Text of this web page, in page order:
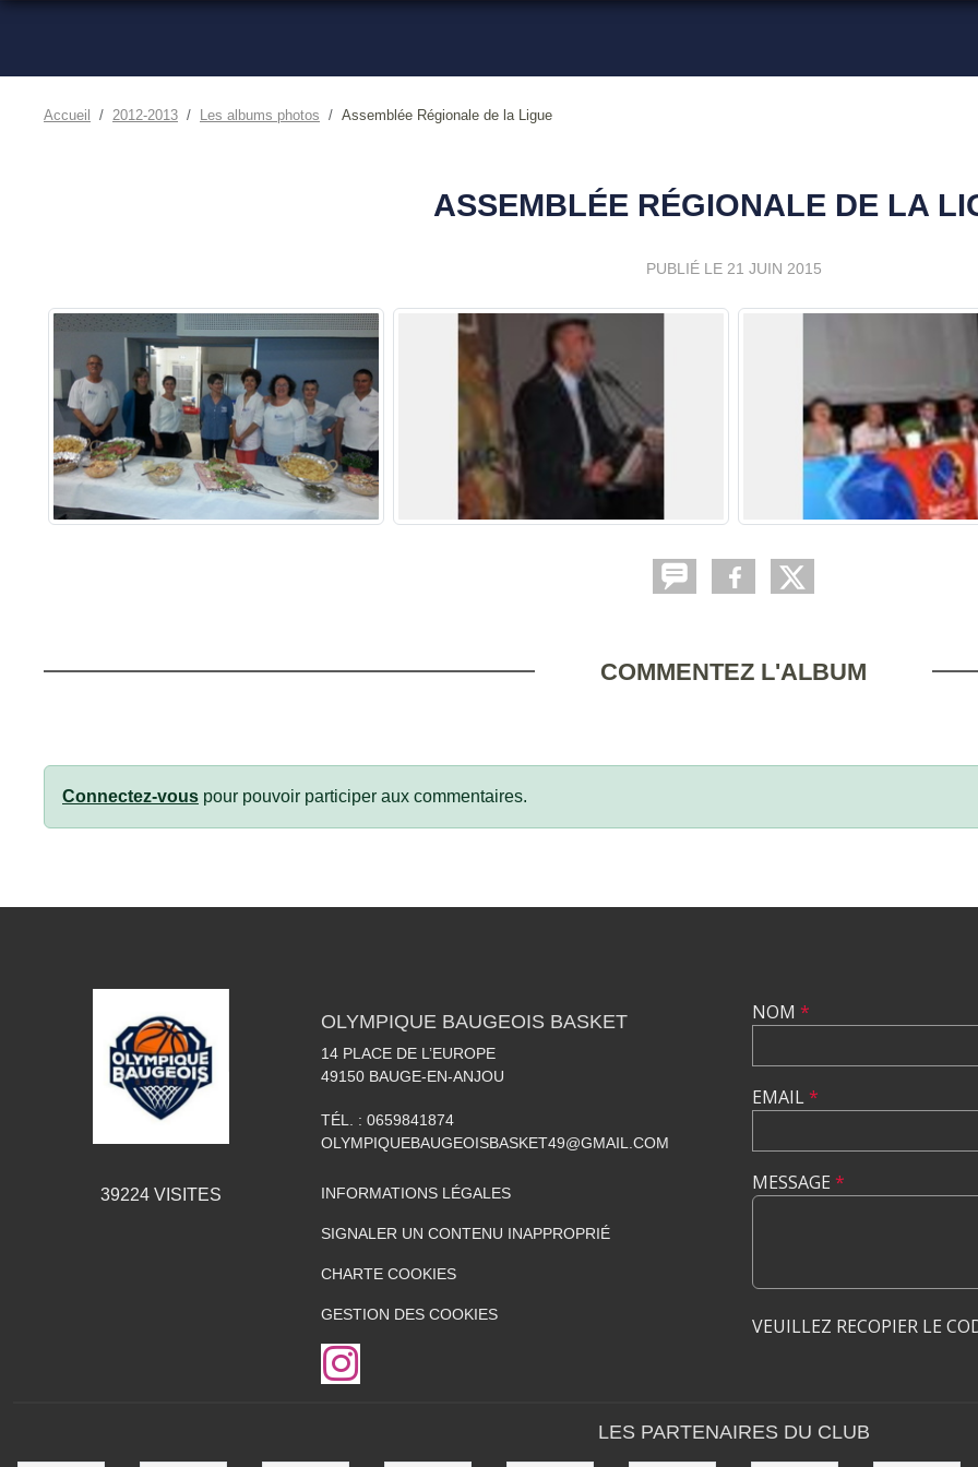
Accueil 2012-2013 Les albums photos Assemblée Régionale de la Ligue
ASSEMBLÉE RÉGIONALE DE LA
PUBLIÉ LE 21 JUIN 2015
COMMENTEZ L'ALBUM
Connectez-vous pour pouvoir participer aux commentaires.
39224VISITES
OLYMPIQUE BAUGEOIS BASKET
14 PLACE DE L’EUROPE
49150 BAUGE-EN-ANJOU
TÉL. : 0659841874
OLYMPIQUEBAUGEOISBASKET49@GMAIL.COM
INFORMATIONS LÉGALES
SIGNALER UN CONTENU INAPPROPRIÉ
CHARTE COOKIES
GESTION DES COOKIES
NOM *
EMAIL*
MESSAGE *
VEUILLEZ RECOPIER LE
LES PARTENAIRES DU CLUB